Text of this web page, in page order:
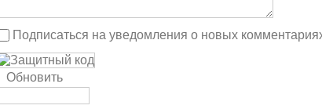
Подписаться на уведомления о новых
Обновить